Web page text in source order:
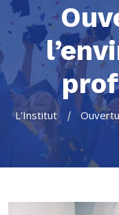
L’Institut